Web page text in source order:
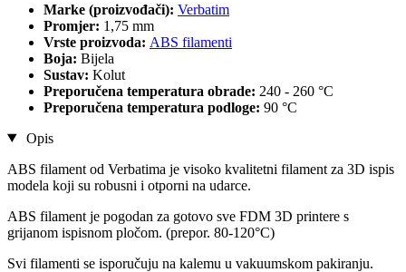
Marke (proizvođači): Verbatim
Promjer: 1,75 mm
Vrste proizvoda: ABS filamenti
Boja: Bijela
Sustav: Kolut
Preporučena temperatura obrade: 240 - 260 °C
Preporučena temperatura podloge: 90 °C
Opis
ABS filament od Verbatima je visoko kvalitetni filament za 3D ispis
modela koji su robusni i otporni na udarce.
ABS filament je pogodan za gotovo sve FDM 3D printere s
grijanom ispisnom pločom. (prepor. 80-120°C)
Svi filamenti se isporučuju na kalemu u vakuumskom pakiranju.